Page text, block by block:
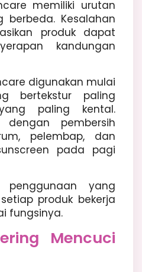
memiliki urutan
berbeda. Kesalahan
produk dapat
kandungan
digunakan mulai
bertekstur paling
paling kental.
dengan pembersih
pelembap, dan
pada pagi
penggunaan yang
produk bekerja
fungsinya.
Mencuci